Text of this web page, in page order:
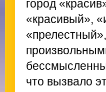
город
«красивый»,
что вызвало